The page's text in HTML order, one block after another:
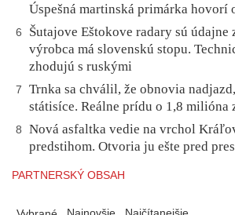
Úspešná martinská primárka hovorí
6
Šutajove Eštokove radary sú údajne
výrobca má slovenskú stopu.
zhodujú s ruskými
7
Trnka sa chválil, že obnovia
státisíce. Reálne prídu o 1,8 milióna
8
Nová asfaltka vedie na vrchol
predstihom. Otvoria ju ešte pred
PARTNERSKÝ OBSAH